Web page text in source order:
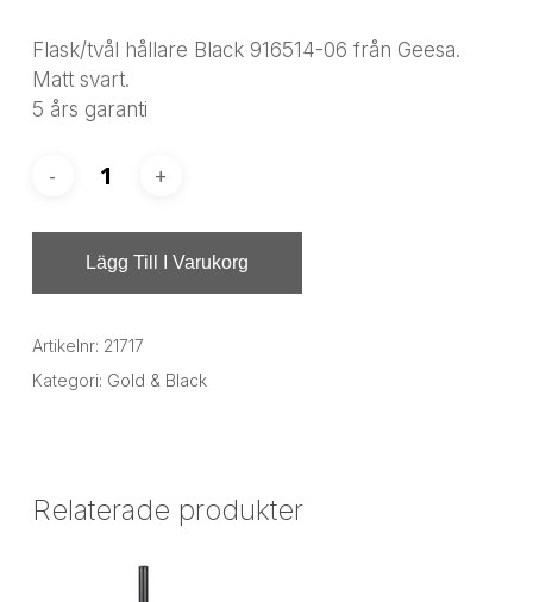
Flask/tvål hållare Black 916514-06 från Geesa.
Matt svart.
5 års garanti
Lägg Till I Varukorg
Artikelnr: 21717
Kategori: Gold & Black
Relaterade produkter